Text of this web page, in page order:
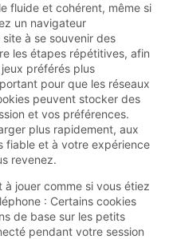
fluide et cohérent, même si
un navigateur
à se souvenir des
les étapes répétitives, afin
préférés plus
pour que les réseaux
peuvent stocker des
et vos préférences.
plus rapidement, aux
fiable et à votre expérience
revenez.
jouer comme si vous étiez
: Certains cookies
de base sur les petits
pendant votre session